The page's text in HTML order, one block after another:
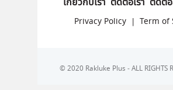
Privacy Policy | Term of
© 2020 Rakluke Plus - ALL RIGHTS